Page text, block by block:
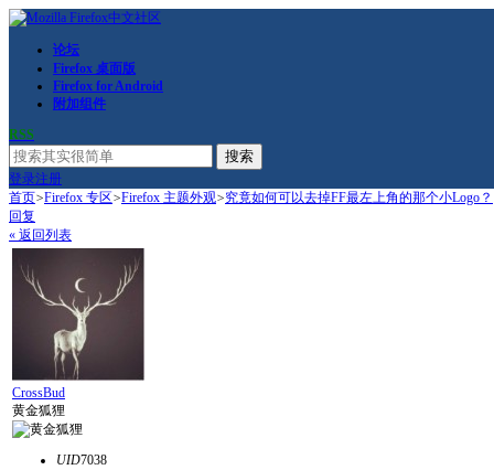
论坛
Firefox 桌面版
Firefox for Android
附加组件
RSS
搜索
登录注册
首页>Firefox 专区>Firefox 主题外观>究竟如何可以去掉FF最左上角的那个小Logo？
回复
« 返回列表
CrossBud
黄金狐狸
UID7038